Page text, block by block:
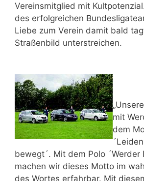
Vereinsmitglied mit
des erfolgreichen
Liebe zum Verein damit bald
Straßenbild unterstreichen.
mit
dem
bewegt´. Mit dem Polo ´Werder
machen wir dieses Motto im
des Wortes erfahrbar. Mit